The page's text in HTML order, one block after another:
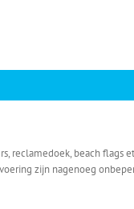
reclamedoek, beach
zijn nagenoeg